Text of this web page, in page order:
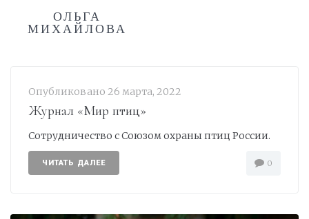
ОЛЬГА
МИХАЙЛОВА
Опубликовано 26 марта, 2022
Журнал «Мир птиц»
Сотрудничество с Союзом охраны птиц России.
ЧИТАТЬ ДАЛЕЕ 0